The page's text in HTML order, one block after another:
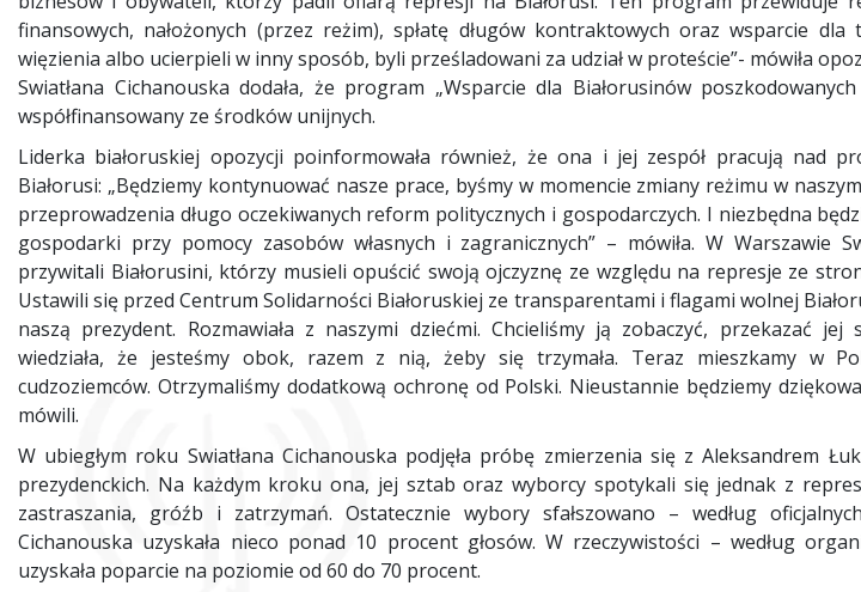
finansowych, nałożonych (przez reżim), spłatę długów kontraktowych oraz wsparcie
więzienia albo ucierpieli w inny sposób, byli prześladowani za udział w proteście”- mówiła
Swiatłana Cichanouska dodała, że program „Wsparcie dla Białorusinów
współfinansowany ze środków unijnych.
Liderka białoruskiej opozycji poinformowała również, że ona i jej zespół pracują nad
Białorusi: „Będziemy kontynuować nasze prace, byśmy w momencie zmiany reżimu w
przeprowadzenia długo oczekiwanych reform politycznych i gospodarczych. I niezbędna
gospodarki przy pomocy zasobów własnych i zagranicznych” – mówiła. W Warszawie
przywitali Białorusini, którzy musieli opuścić swoją ojczyznę ze względu na represje ze
Ustawili się przed Centrum Solidarności Białoruskiej ze transparentami i flagami wolnej
naszą prezydent. Rozmawiała z naszymi dziećmi. Chcieliśmy ją zobaczyć, przekazać jej
wiedziała, że jesteśmy obok, razem z nią, żeby się trzymała. Teraz mieszkamy w
cudzoziemców. Otrzymaliśmy dodatkową ochronę od Polski. Nieustannie będziemy
mówili.
W ubiegłym roku Swiatłana Cichanouska podjęła próbę zmierzenia się z Aleksandrem
prezydenckich. Na każdym kroku ona, jej sztab oraz wyborcy spotykali się jednak z
zastraszania, gróźb i zatrzymań. Ostatecznie wybory sfałszowano – według
Cichanouska uzyskała nieco ponad 10 procent głosów. W rzeczywistości – według
uzyskała poparcie na poziomie od 60 do 70 procent.